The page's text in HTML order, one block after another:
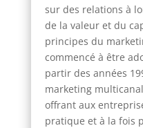
sur des relations à
de la valeur et du
principes du
commencé à être
partir des années
marketing
offrant aux
pratique et à la fois